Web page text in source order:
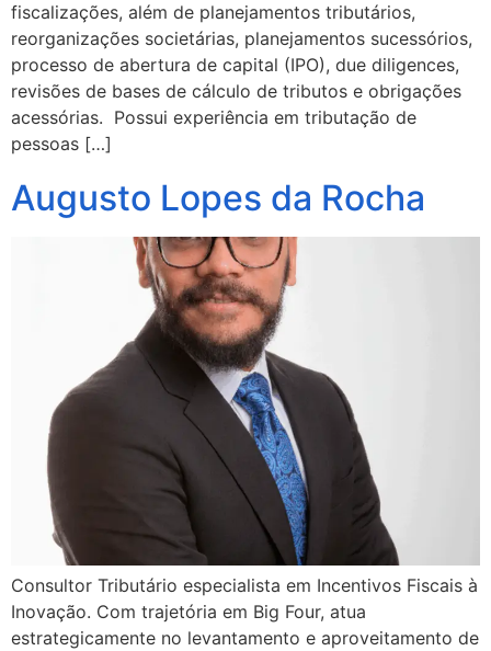
fiscalizações, além de planejamentos tributários,
reorganizações societárias, planejamentos sucessórios,
processo de abertura de capital (IPO), due diligences,
revisões de bases de cálculo de tributos e obrigações
acessórias. Possui experiência em tributação de
pessoas […]
Augusto Lopes da Rocha
Consultor Tributário especialista em Incentivos Fiscais à
Inovação. Com trajetória em Big Four, atua
estrategicamente no levantamento e aproveitamento de